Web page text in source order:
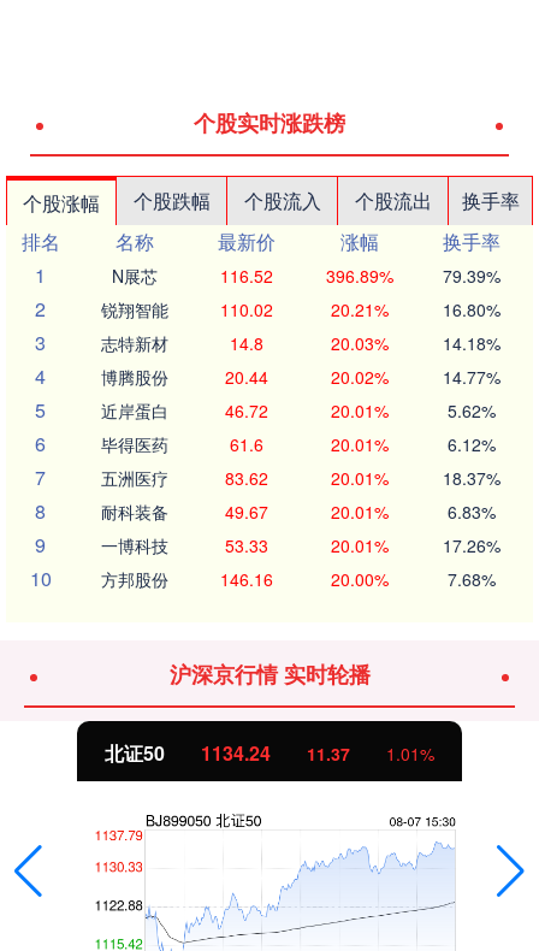
个股实时涨跌榜
个股涨幅 个股跌幅 个股流入 个股流出
换手率
排名
名称 最新价 涨幅
换手率
1
N展芯 116.52 396.89% 79.39%
2 锐翔智能 110.02 20.21% 16.80%
3 志特新材 14.8 20.03% 14.18%
4 博腾股份 20.44 20.02% 14.77%
5 近岸蛋白 46.72 20.01% 5.62%
6 毕得医药 61.6 20.01% 6.12%
7 五洲医疗 83.62 20.01% 18.37%
8 耐科装备 49.67 20.01% 6.83%
9 一博科技 53.33 20.01% 17.26%
10 方邦股份 146.16 20.00% 7.68%
沪深京行情 实时轮播
北证50 1134.24 11.37 1.01%